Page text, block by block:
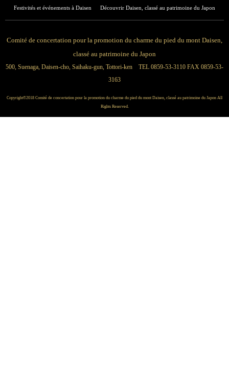
Festivités et événements à Daisen Découvrir Daisen, classé au patrimoine du Japon
Comité de concertation pour la promotion du charme du pied du mont Daisen,
classé au patrimoine du Japon
500, Suenaga, Daisen-cho, Saihaku-gun, Tottori-ken TEL 0859-53-3110 FAX 0859-53-
3163
Copyright©2018 Comité de concertation pour la promotion du charme du pied du mont Daisen, classé au patrimoine du Japon All
Rights Reserved.